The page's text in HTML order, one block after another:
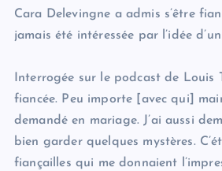
Cara Delevingne a admis s’être
jamais été intéressée par l’idée
Interrogée sur le podcast de Louis
fiancée. Peu importe [avec qui]
demandé en mariage. J’ai aussi
bien garder quelques mystères.
fiançailles qui me donnaient